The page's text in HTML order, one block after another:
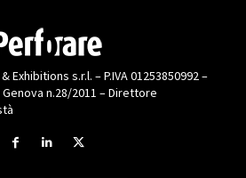
Exhibitions s.r.l. – P.IVA 01253850992 –
n.28/2011 – Direttore